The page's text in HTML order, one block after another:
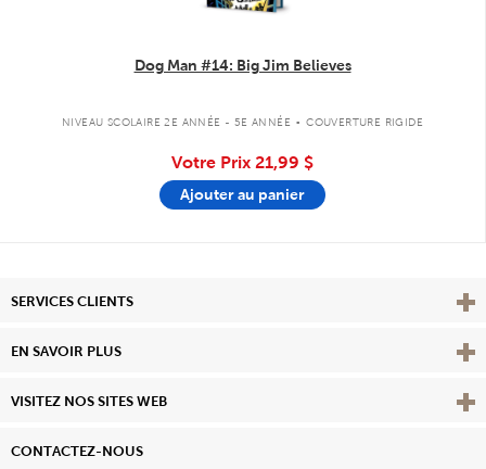
Dog Man #14: Big Jim Believes
NIVEAU SCOLAIRE 2E ANNÉE - 5E ANNÉE . COUVERTURE RIGIDE
Votre Prix 21,99 $
Ajouter au panier
SERVICES CLIENTS
EN SAVOIR PLUS View
VISITEZ NOS SITES WEB
CONTACTEZ-NOUS